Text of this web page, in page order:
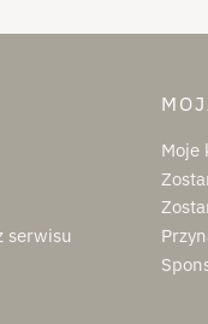
serwisu
Moje